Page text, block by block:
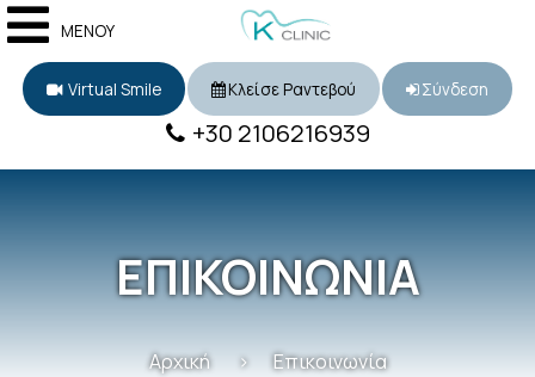
ΜΕΝΟΥ
Virtual Smile Κλείσε Ραντεβού Σύνδεση
+30 2106216939
ΕΠΙΚΟΙΝΩΝΙΑ
Αρχική Επικοινωνία